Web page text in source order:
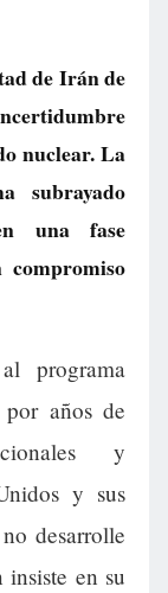
de Irán de
nuclear. La
subrayado
una fase
programa
años de
y
y sus
desarrolle
insiste en su